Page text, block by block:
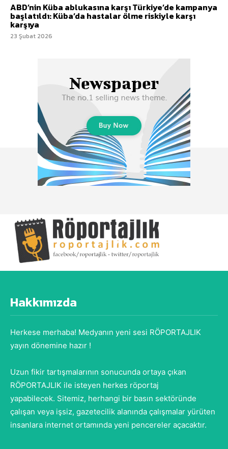
ABD’nin Küba ablukasına karşı Türkiye’de kampanya
başlatıldı: Küba’da hastalar ölme riskiyle karşı
karşıya
23 Şubat 2026
Hakkımızda
Herkese merhaba! Medyanın yeni sesi RÖPORTAJLIK
yayın dönemine hazır !
Uzun fikir tartışmalarının sonucunda ortaya çıkan
RÖPORTAJLIK ile isteyen herkes röportaj
yapabilecek. Sitemiz, herhangi bir basın sektöründe
çalışan veya işsiz, gazetecilik alanında çalışmalar yürüten
insanlara internet ortamında yeni pencereler açacaktır.